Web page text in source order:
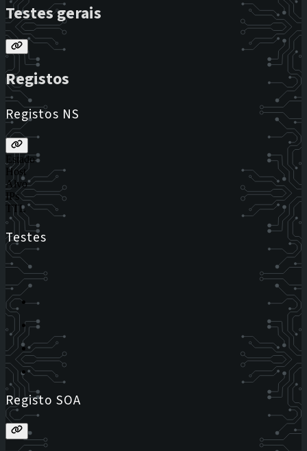
Testes gerais
Registos
Registos NS
Estado
Host
Alvo
IPs
TTL
Testes
Registo SOA